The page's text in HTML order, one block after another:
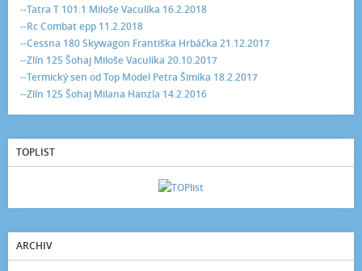
--Tatra T 101.1 Miloše Vaculíka 16.2.2018
--Rc Combat epp 11.2.2018
--Cessna 180 Skywagon Františka Hrbáčka 21.12.2017
--Zlín 125 Šohaj Miloše Vaculíka 20.10.2017
--Termický sen od Top Model Petra Šimíka 18.2.2017
--Zlín 125 Šohaj Milana Hanzla 14.2.2016
TOPLIST
ARCHIV